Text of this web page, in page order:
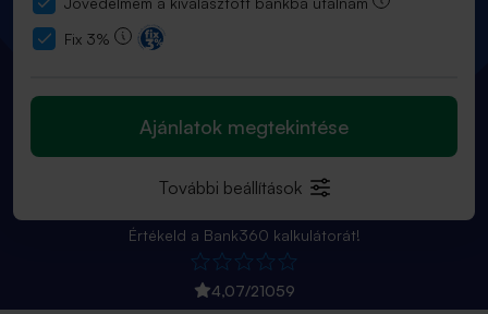
Fix 3%
További beállítások
Ajánlatok megtekintése
Értékeld a Bank360 kalkulátorát!
4,07/21059